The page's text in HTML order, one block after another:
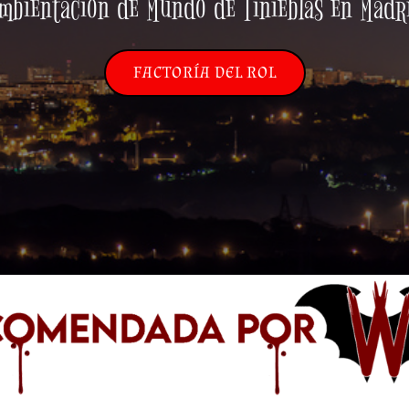
FACTORÍA DEL ROL